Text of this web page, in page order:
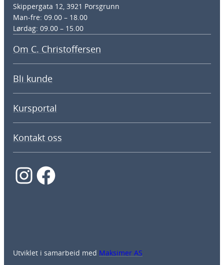
Skippergata 12, 3921 Porsgrunn
Man-fre: 09.00 – 18.00
Lørdag: 09.00 – 15.00
Om C. Christoffersen
Bli kunde
Kursportal
Kontakt oss
InstagramFacebook
Utviklet i samarbeid med Maksimer AS